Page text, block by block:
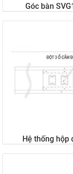
Góc bàn
Hệ thống hộp